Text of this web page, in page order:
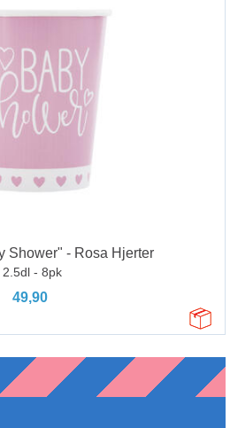
Shower" - Rosa Hjerter
2.5dl - 8pk
49,90